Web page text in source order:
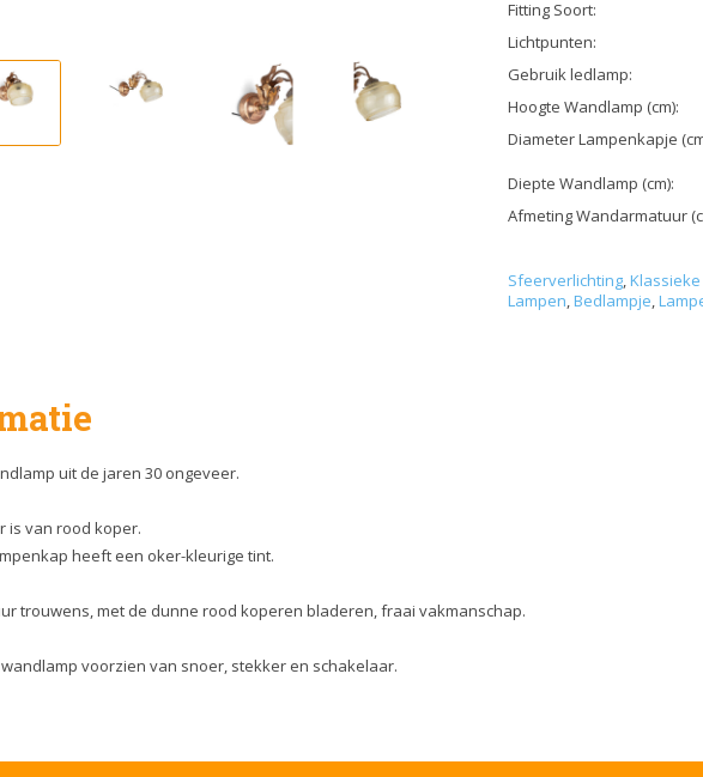
Fitting Soort:
Lichtpunten:
Gebruik ledlamp:
Hoogte Wandlamp (cm):
Diameter Lampenkapje
Diepte Wandlamp (cm):
Afmeting Wandarmatuur
Sfeerverlichting,
Lampen,Bedlampje,
uit de jaren 30 ongeveer.
is van rood koper.
heeft een oker-kleurige tint.
trouwens, met de dunne rood koperen bladeren, fraai vakmanschap.
voorzien van snoer, stekker en schakelaar.